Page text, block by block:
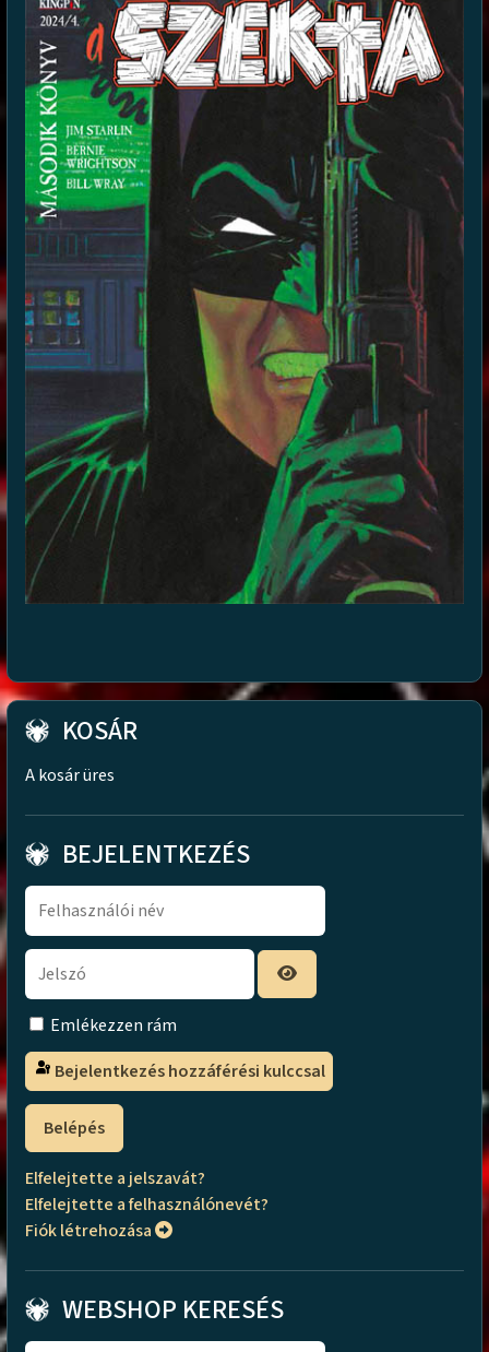
KOSÁR
A kosár üres
BEJELENTKEZÉS
Emlékezzen rám
Bejelentkezés hozzáférési kulccsal
Belépés
Elfelejtette a jelszavát?
Elfelejtette a felhasználónevét?
Fiók létrehozása
WEBSHOP KERESÉS